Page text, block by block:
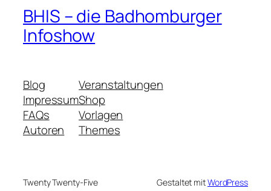
BHIS – die Badhomburger
Infoshow
Blog
Impressum
FAQs
Autoren
Veranstaltungen
Shop
Vorlagen
Themes
Twenty Twenty-Five Gestaltet mitWordPress